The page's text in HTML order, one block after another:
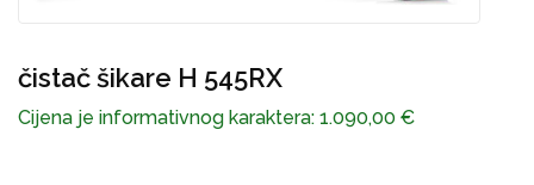
čistač šikare H 545RX
Cijena je informativnog karaktera: 1.090,00 €